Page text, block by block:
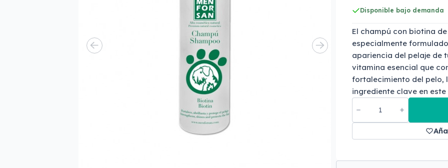
Disponible bajo demanda
El champú con biotina
especialmente
apariencia del pelaje de
vitamina esencial que
fortalecimiento del pelo,
ingrediente clave en este